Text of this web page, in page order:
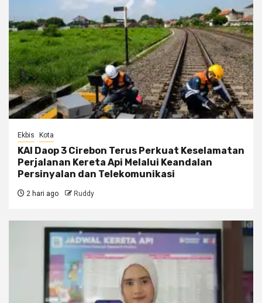
Ekbis Kota
KAI Daop 3 Cirebon Terus Perkuat Keselamatan
Perjalanan Kereta Api Melalui Keandalan
Persinyalan dan Telekomunikasi
2 hari ago Ruddy